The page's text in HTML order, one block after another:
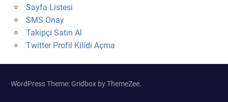
Sayfa Listesi
SMS Onay
Takipçi Satın Al
Twitter Profil Kilidi Açma
WordPress Theme: Gridbox by ThemeZee.